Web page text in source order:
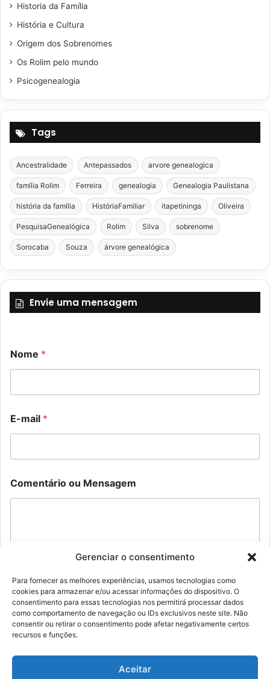
Gerenciar o consentimento
Para fornecer as melhores experiências, usamos tecnologias como
cookies para armazenar e/ou acessar informações do dispositivo. O
consentimento para essas tecnologias nos permitirá processar dados
como comportamento de navegação ou IDs exclusivos neste site. Não
consentir ou retirar o consentimento pode afetar negativamente certos
recursos e funções.
Aceitar
Historia da Família
História e Cultura
Origem dos Sobrenomes
Os Rolim pelo mundo
Psicogenealogia
Tags
Ancestralidade Antepassados arvore genealogica
família Rolim Ferreira genealogia Genealogia Paulistana
história da família HistóriaFamiliar itapetininga Oliveira
PesquisaGenealógica Rolim Silva sobrenome
Sorocaba Souza árvore genealógica
Envie uma mensagem
u
E
i
l
M
n
a
Nome *
E-mail *
u
E
i
o
m
e
n
t
á
Comentário ou Mensagem
Enviar